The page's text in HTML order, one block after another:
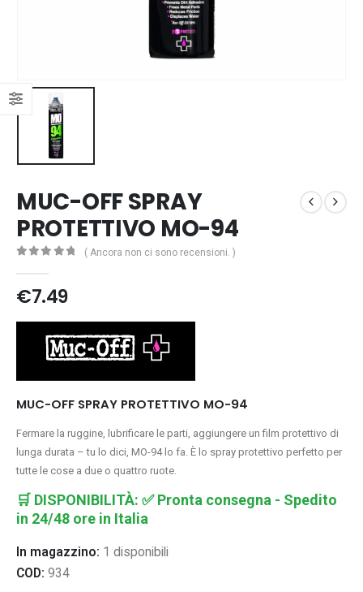
MUC-OFF SPRAY
PROTETTIVO MO-94
( Ancora non ci sono recensioni. )
€7.49
MUC-OFF SPRAY PROTETTIVO MO-94
Fermare la ruggine, lubrificare le parti, aggiungere un film protettivo di
lunga durata – tu lo dici, MO-94 lo fa. È lo spray protettivo perfetto per
tutte le cose a due o quattro ruote.
🛒 DISPONIBILITÀ: ✅ Pronta consegna - Spedito
in 24/48 ore in Italia
In magazzino: 1 disponibili
COD: 934